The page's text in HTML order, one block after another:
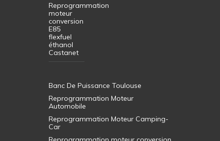
Reprogrammation
moteur
conversion
E85
flexfuel
éthanol
Castanet
Banc De Puissance Toulouse
Reprogrammation Moteur
Automobile
Reprogrammation Moteur Camping-
Car